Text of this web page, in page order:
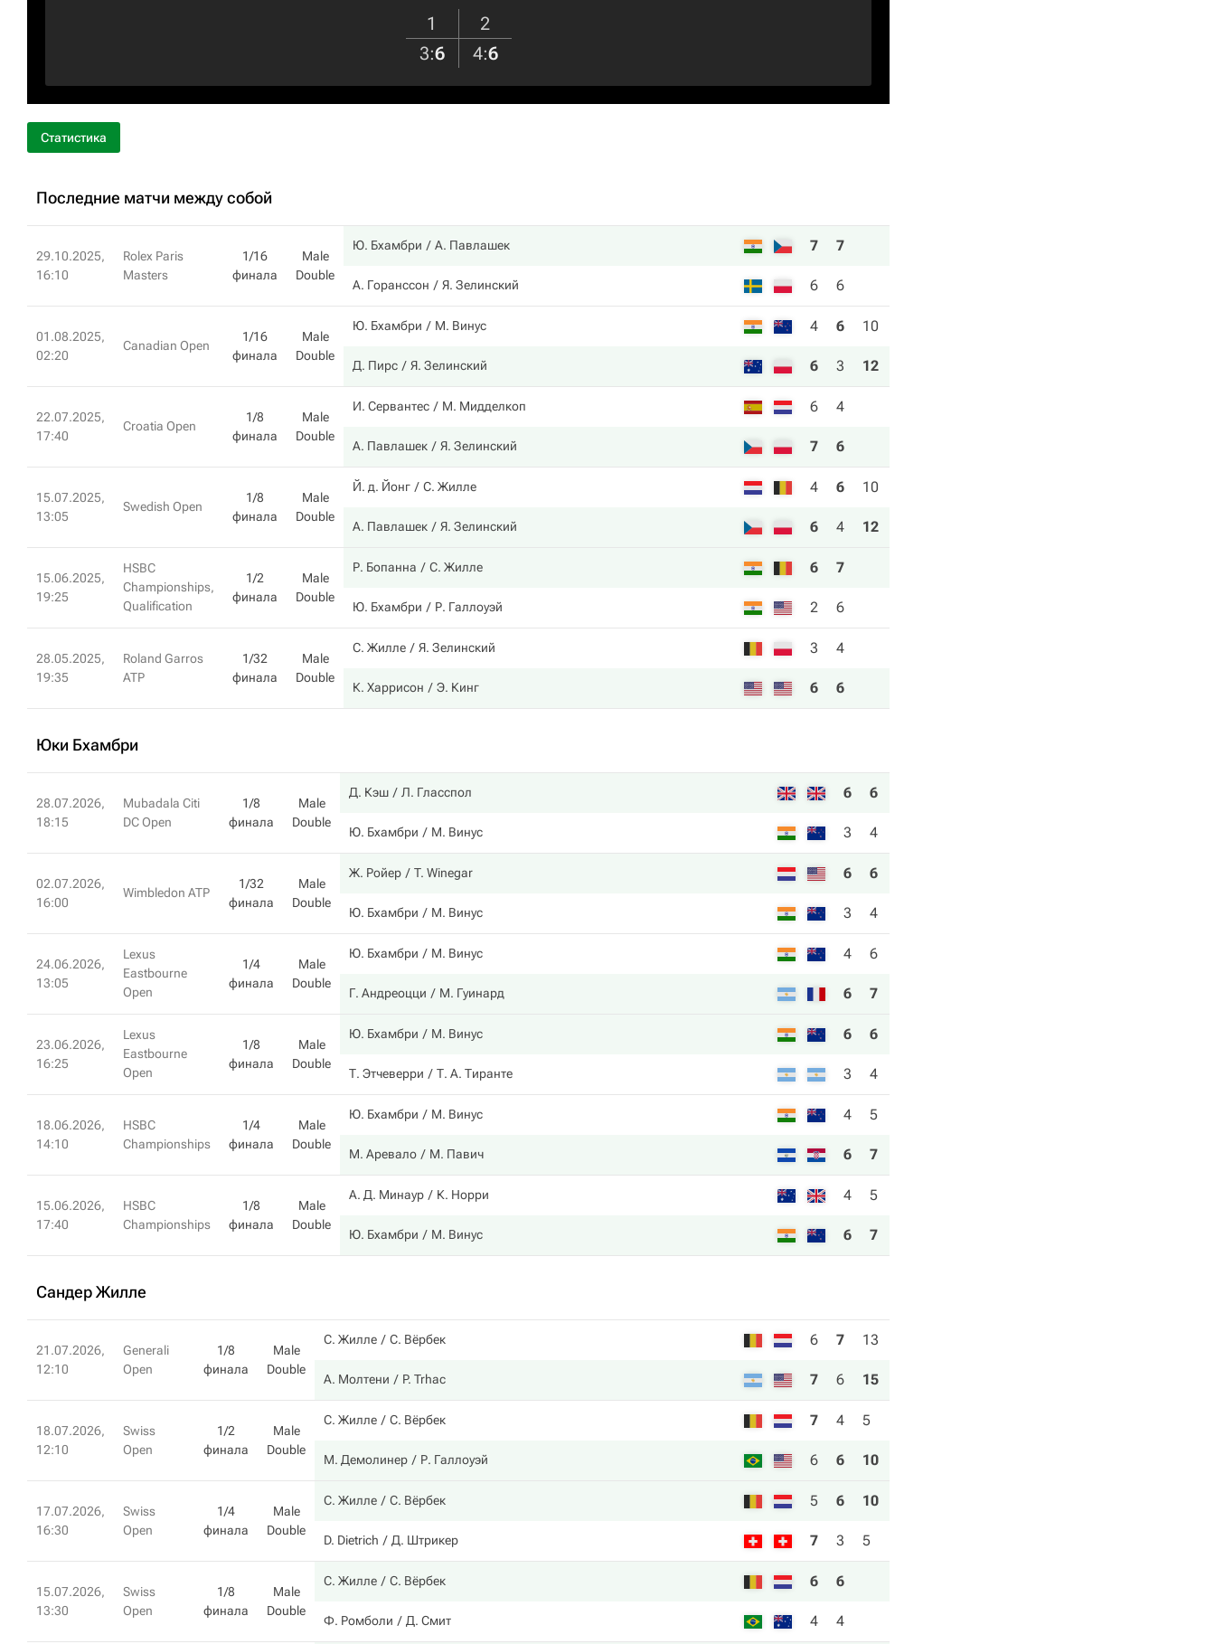
1
2
3:6 4:6
Статистика
Последние матчи между собой
29.10.2025,
16:10
Rolex Paris
Masters
1/16
финала
Male
Double
Ю. Бхамбри А. Павлашек 7 7
А. Горанссон Я. Зелинский 6 6
01.08.2025,
02:20
Canadian Open
1/16
финала
Male
Double
Ю. Бхамбри М. Винус 4 6 10
Д. Пирс Я. Зелинский 6 3 12
22.07.2025,
17:40
Croatia Open
1/8
финала
Male
Double
И. Сервантес М. Мидделкоп 6 4
А. Павлашек Я. Зелинский 7 6
15.07.2025,
13:05
Swedish Open
1/8
финала
Male
Double
Й. д. Йонг С. Жилле 4 6 10
А. Павлашек Я. Зелинский 6 4 12
15.06.2025,
19:25
HSBC
Championships,
Qualification
1/2
финала
Male
Double
Р. Бопанна С. Жилле 6 7
Ю. Бхамбри Р. Галлоуэй 2 6
28.05.2025,
19:35
Roland Garros
ATP
1/32
финала
Male
Double
С. Жилле Я. Зелинский 3 4
К. Харрисон Э. Кинг 6 6
Юки Бхамбри
28.07.2026,
18:15
Mubadala Citi
DC Open
1/8
финала
Male
Double
Д. Кэш Л. Гласспол 6 6
Ю. Бхамбри М. Винус 3 4
02.07.2026,
16:00
Wimbledon ATP
1/32
финала
Male
Double
Ж. Ройер T. Winegar 6 6
Ю. Бхамбри М. Винус 3 4
24.06.2026,
13:05
Lexus
Eastbourne
Open
1/4
финала
Male
Double
Ю. Бхамбри М. Винус 4 6
Г. Андреоцци М. Гуинард 6 7
23.06.2026,
16:25
Lexus
Eastbourne
Open
1/8
финала
Male
Double
Ю. Бхамбри М. Винус 6 6
Т. Этчеверри Т. А. Тиранте 3 4
18.06.2026,
14:10
HSBC
Championships
1/4
финала
Male
Double
Ю. Бхамбри М. Винус 4 5
М. Аревало М. Павич 6 7
15.06.2026,
17:40
HSBC
Championships
1/8
финала
Male
Double
А. Д. Минаур К. Норри 4 5
Ю. Бхамбри М. Винус 6 7
Сандер Жилле
21.07.2026,
12:10
Generali
Open
1/8
финала
Male
Double
С. Жилле С. Вёрбек 6 7 13
А. Молтени P. Trhac 7 6 15
18.07.2026,
12:10
Swiss
Open
1/2
финала
Male
Double
С. Жилле С. Вёрбек 7 4 5
М. Демолинер Р. Галлоуэй 6 6 10
17.07.2026,
16:30
Swiss
Open
1/4
финала
Male
Double
С. Жилле С. Вёрбек 5 6 10
D. Dietrich Д. Штрикер 7 3 5
15.07.2026,
13:30
Swiss
Open
1/8
финала
Male
Double
С. Жилле С. Вёрбек 6 6
Ф. Ромболи Д. Смит 4 4